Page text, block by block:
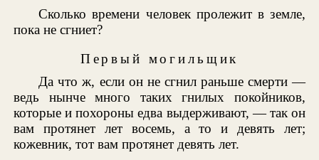
Сколько времени человек пролежит в земле,
пока не сгниет?
Первый могильщик
Да что ж, если он не сгнил раньше смерти —
ведь нынче много таких гнилых покойников,
которые и похороны едва выдерживают, — так он
вам протянет лет восемь, а то и девять лет;
кожевник, тот вам протянет девять лет.